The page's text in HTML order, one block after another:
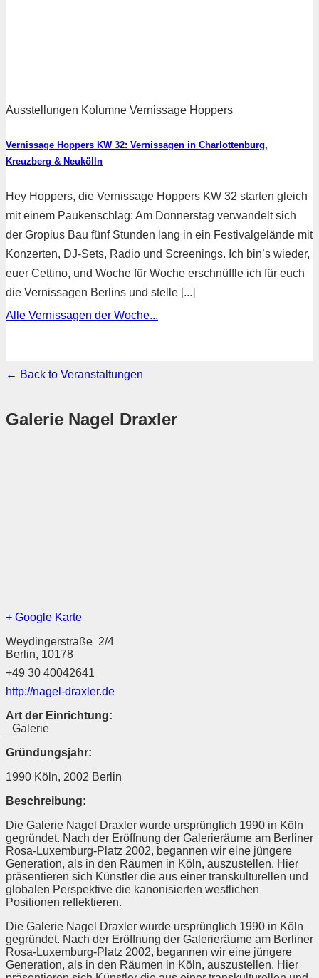
Ausstellungen Kolumne Vernissage Hoppers
Vernissage Hoppers KW 32: Vernissagen in Charlottenburg,
Kreuzberg & Neukölln
Hey Hoppers, die Vernissage Hoppers KW 32 starten gleich
mit einem Paukenschlag: Am Donnerstag verwandelt sich
der Gropius Bau fünf Stunden lang in ein Festivalgelände mit
Konzerten, DJ-Sets, Radio und Screenings. Ich bin’s wieder,
euer Cettino, und Woche für Woche erschnüffle ich für euch
die Vernissagen Berlins und stelle [...]
Alle Vernissagen der Woche...
← Back to Veranstaltungen
Galerie Nagel Draxler
+ Google Karte
Weydingerstraße 2/4
Berlin, 10178
+49 30 40042641
http://nagel-draxler.de
Art der Einrichtung:
_Galerie
Gründungsjahr:
1990 Köln, 2002 Berlin
Beschreibung:
Die Galerie Nagel Draxler wurde ursprünglich 1990 in Köln
gegründet. Nach der Eröffnung der Galerieräume am Berliner
Rosa-Luxemburg-Platz 2002, begannen wir eine jüngere
Generation, als in den Räumen in Köln, auszustellen. Hier
präsentieren sich Künstler die aus einer transkulturellen und
globalen Perspektive die kanonisierten westlichen
Positionen reflektieren.
Die Galerie Nagel Draxler wurde ursprünglich 1990 in Köln
gegründet. Nach der Eröffnung der Galerieräume am Berliner
Rosa-Luxemburg-Platz 2002, begannen wir eine jüngere
Generation, als in den Räumen in Köln, auszustellen. Hier